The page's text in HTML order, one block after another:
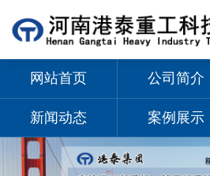
网站首页 公司简介
新闻动态 案例展示